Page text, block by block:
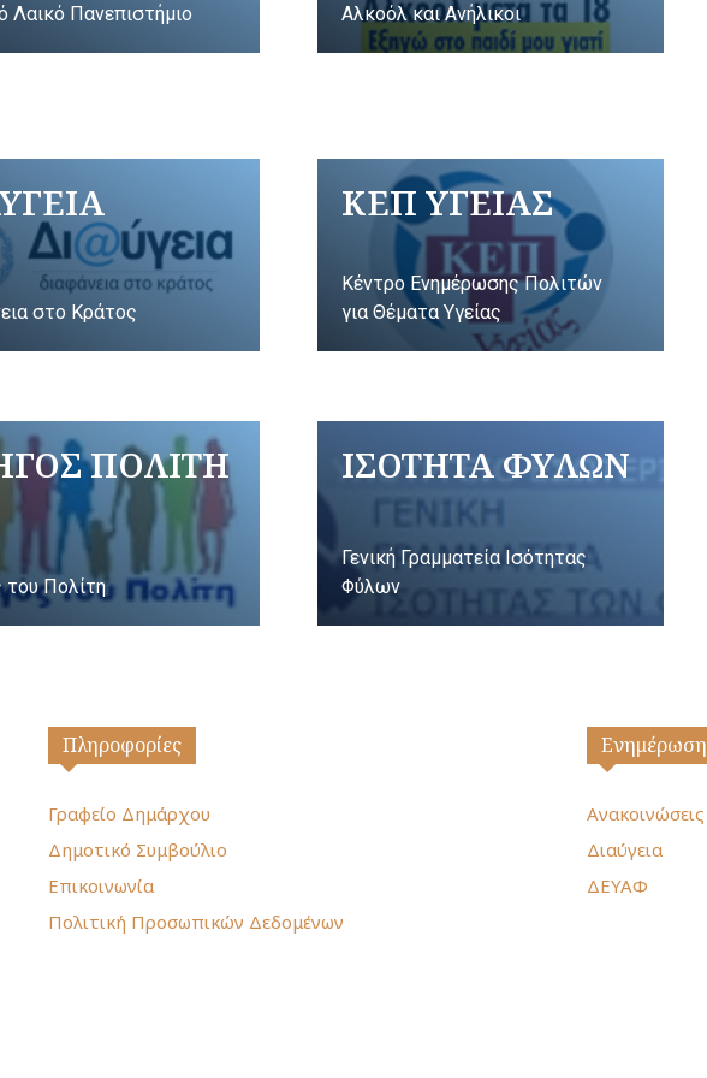
Λαικό Πανεπιστήμιο Αλκοόλ και Ανήλικοι
στο Κράτος
ΚΕΠ ΥΓΕΙΑΣ
Κέντρο Ενημέρωσης Πολιτών
για Θέματα Υγείας
ΠΟΛΙΤΗ
του Πολίτη
ΙΣΟΤΗΤΑ ΦΥΛΩΝ
Γενική Γραμματεία Ισότητας
Φύλων
Πληροφορίες
Γραφείο Δημάρχου
Δημοτικό Συμβούλιο
Επικοινωνία
Πολιτική Προσωπικών Δεδομένων
Ενημέρωση
Ανακοινώσεις
Διαύγεια
ΔΕΥΑΦ